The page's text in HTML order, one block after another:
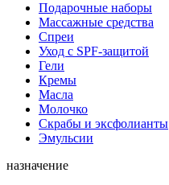
Подарочные наборы
Массажные средства
Спреи
Уход с SPF-защитой
Гели
Кремы
Масла
Молочко
Скрабы и эксфолианты
Эмульсии
назначение